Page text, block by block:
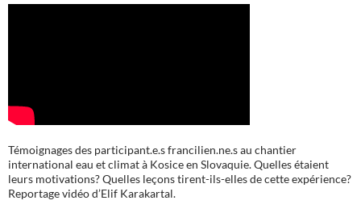
Témoignages des participant.e.s francilien.ne.s au chantier
international eau et climat à Kosice en Slovaquie. Quelles étaient
leurs motivations? Quelles leçons tirent-ils-elles de cette expérience?
Reportage vidéo d’Elif Karakartal.